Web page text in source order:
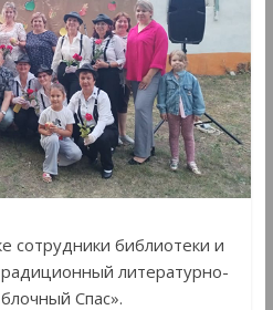
сотрудники библиотеки и
литературно-
Спас».